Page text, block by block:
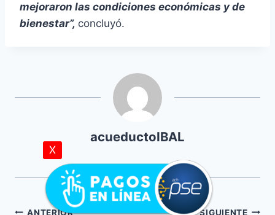
mejoraron las condiciones económicas y de
bienestar”, concluyó.
acueductoIBAL
ANTERIOR SIGUIENTE
X